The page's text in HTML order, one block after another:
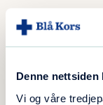
Denne
Vi og våre